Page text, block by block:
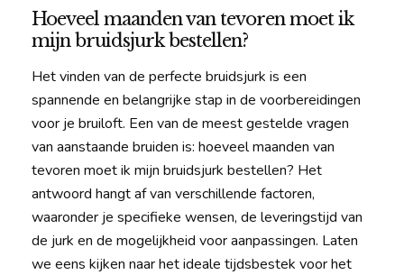
Hoeveel maanden van tevoren moet ik
mijn bruidsjurk bestellen?
Het vinden van de perfecte bruidsjurk is een
spannende en belangrijke stap in de voorbereidingen
voor je bruiloft. Een van de meest gestelde vragen
van aanstaande bruiden is: hoeveel maanden van
tevoren moet ik mijn bruidsjurk bestellen? Het
antwoord hangt af van verschillende factoren,
waaronder je specifieke wensen, de leveringstijd van
de jurk en de mogelijkheid voor aanpassingen. Laten
we eens kijken naar het ideale tijdsbestek voor het